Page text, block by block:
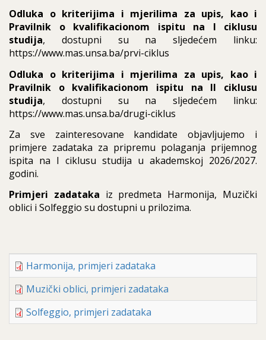
Odluka o kriterijima i mjerilima za upis, kao i
Pravilnik o kvalifikacionom ispitu na I ciklusu
studija, dostupni su na sljedećem linku:
https://www.mas.unsa.ba/prvi-ciklus
Odluka o kriterijima i mjerilima za upis, kao i
Pravilnik o kvalifikacionom ispitu na II ciklusu
studija, dostupni su na sljedećem linku:
https://www.mas.unsa.ba/drugi-ciklus
Za sve zainteresovane kandidate objavljujemo i
primjere zadataka za pripremu polaganja prijemnog
ispita na I ciklusu studija u akademskoj 2026/2027.
godini.
Primjeri zadataka iz predmeta Harmonija, Muzički
oblici i Solfeggio su dostupni u prilozima.
Harmonija, primjeri zadataka
Muzički oblici, primjeri zadataka
Solfeggio, primjeri zadataka